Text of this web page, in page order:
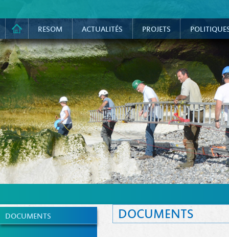
RESOM ACTUALITÉS PROJETS
DOCUMENTS DOCUMENTS